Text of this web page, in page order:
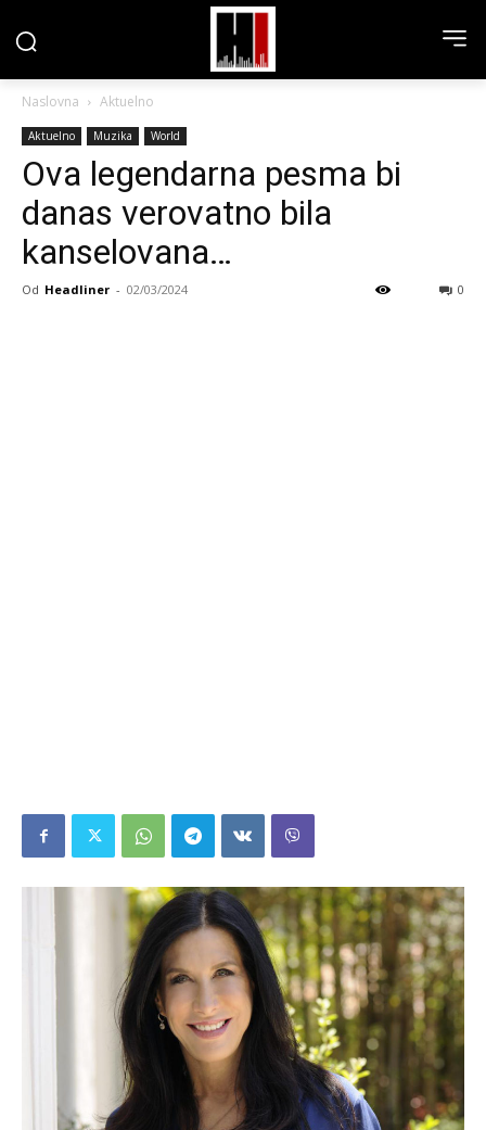
Naslovna Aktuelno
Aktuelno Muzika World
Ova legendarna pesma bi
danas verovatno bila
kanselovana…
Od Headliner - 02/03/2024 0